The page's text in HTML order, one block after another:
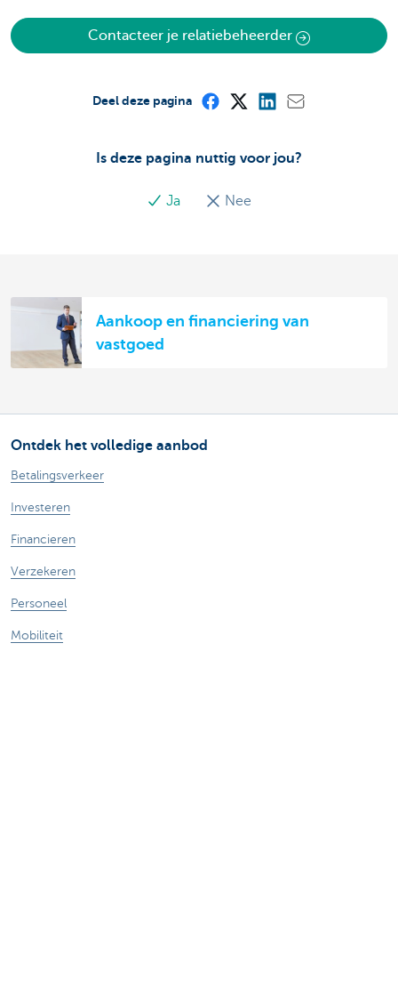
Contacteer je relatiebeheerder
Is deze pagina nuttig voor jou?
Ja Nee
Deel deze pagina
Aankoop en financiering van
vastgoed
Ontdek het volledige aanbod
Betalingsverkeer
Investeren
Financieren
Verzekeren
Personeel
Mobiliteit